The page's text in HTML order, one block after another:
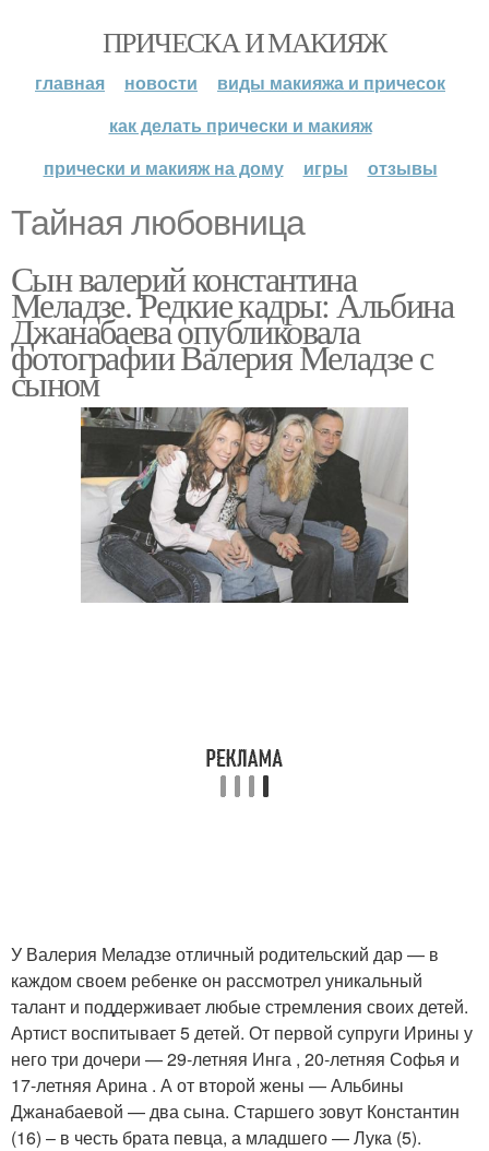
ПРИЧЕСКА И МАКИЯЖ
главная новости
виды макияжа и причесок
как делать прически и макияж
прически и макияж на дому
игры отзывы
Тайная любовница
Сын валерий константина
Меладзе. Редкие кадры: Альбина
Джанабаева опубликовала
фотографии Валерия Меладзе с
сыном
У Валерия Меладзе отличный родительский дар — в
каждом своем ребенке он рассмотрел уникальный
талант и поддерживает любые стремления своих детей.
Артист воспитывает 5 детей. От первой супруги Ирины у
него три дочери — 29-летняя Инга , 20-летняя Софья и
17-летняя Арина . А от второй жены — Альбины
Джанабаевой — два сына. Старшего зовут Константин
(16) – в честь брата певца, а младшего — Лука (5).